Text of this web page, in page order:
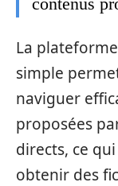
La
simple
naviguer
proposées
directs, ce
obtenir des